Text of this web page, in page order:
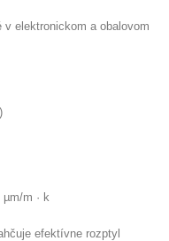
elektronickom a obalovom
m · k
efektívne rozptyl